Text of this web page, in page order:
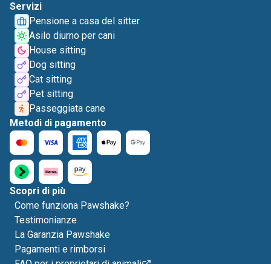
Servizi
Pensione a casa del sitter
Asilo diurno per cani
House sitting
Dog sitting
Cat sitting
Pet sitting
Passeggiata cane
Metodi di pagamento
Scopri di più
Come funziona Pawshake?
Testimonianze
La Garanzia Pawshake
Pagamenti e rimborsi